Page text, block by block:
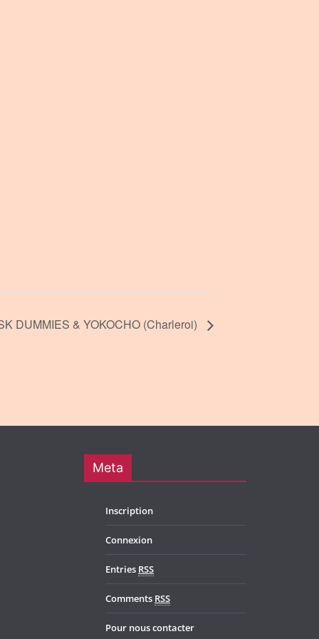
DUMMIES & YOKOCHO (Charleroi)
Meta
Inscription
Connexion
Entries RSS
Comments RSS
Pour nous contacter